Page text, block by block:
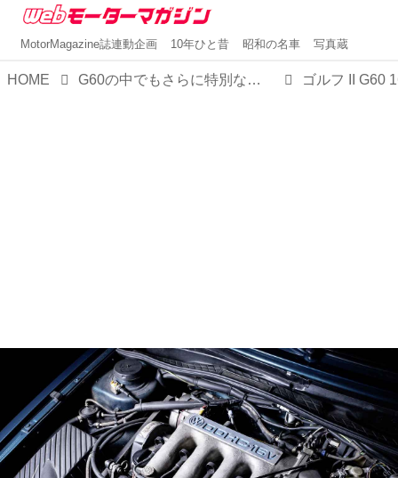
MotorMagazine誌連動企画 10年ひと昔 昭和の名車 写真蔵
HOME G60の中でもさらに特別なゴルフ II G60 16V【ゴルフ50周年 モータースポーツを彩った8台⑤】 ゴルフ II G60